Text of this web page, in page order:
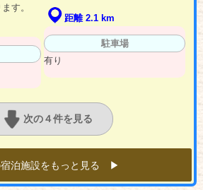
す。
距離 2.1 km
駐車場
有り
次の４件を見る
宿泊施設をもっと見る ▶︎